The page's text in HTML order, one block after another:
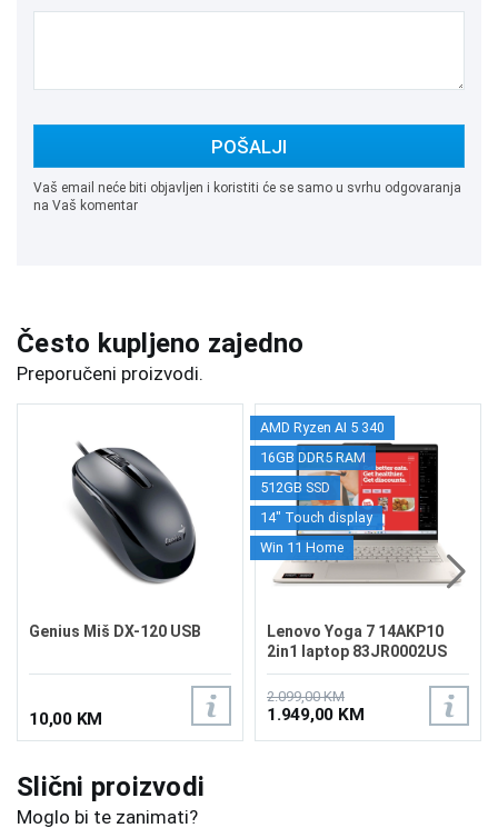
POŠALJI
Vaš email neće biti objavljen i koristiti će se samo u svrhu odgovaranja
na Vaš komentar
Često kupljeno zajedno
Preporučeni proizvodi.
Genius Miš DX-120 USB
10,00 KM
AMD Ryzen AI 5 340
16GB DDR5 RAM
512GB SSD
14" Touch display
Win 11 Home
Lenovo Yoga 7 14AKP10
2in1 laptop 83JR0002US
2.099,00 KM
1.949,00 KM
Slični proizvodi
Moglo bi te zanimati?